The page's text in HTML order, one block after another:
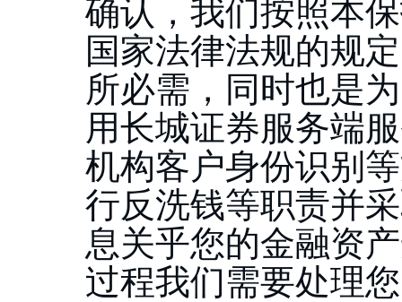
确认，我们按照本
国家法律法规的规
所必需，同时也是
用长城证券服务端
机构客户身份识别
行反洗钱等职责并
息关乎您的金融资
过程我们需要处理